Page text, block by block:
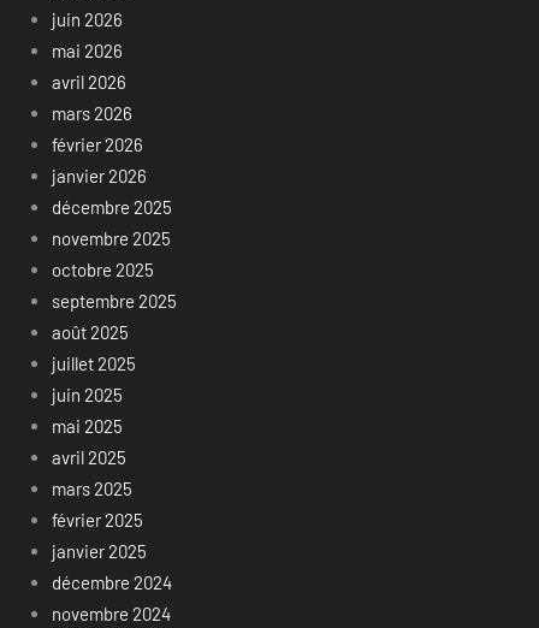
juin 2026
mai 2026
avril 2026
mars 2026
février 2026
janvier 2026
décembre 2025
novembre 2025
octobre 2025
septembre 2025
août 2025
juillet 2025
juin 2025
mai 2025
avril 2025
mars 2025
février 2025
janvier 2025
décembre 2024
novembre 2024